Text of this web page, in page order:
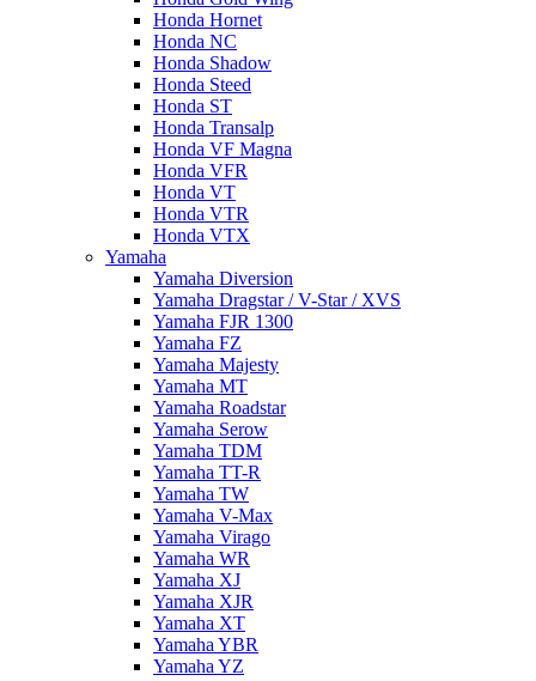
Honda Hornet
Honda NC
Honda Shadow
Honda Steed
Honda ST
Honda Transalp
Honda VF Magna
Honda VFR
Honda VT
Honda VTR
Honda VTX
Yamaha
Yamaha Diversion
Yamaha Dragstar / V-Star / XVS
Yamaha FJR 1300
Yamaha FZ
Yamaha Majesty
Yamaha MT
Yamaha Roadstar
Yamaha Serow
Yamaha TDM
Yamaha TT-R
Yamaha TW
Yamaha V-Max
Yamaha Virago
Yamaha WR
Yamaha XJ
Yamaha XJR
Yamaha XT
Yamaha YBR
Yamaha YZ